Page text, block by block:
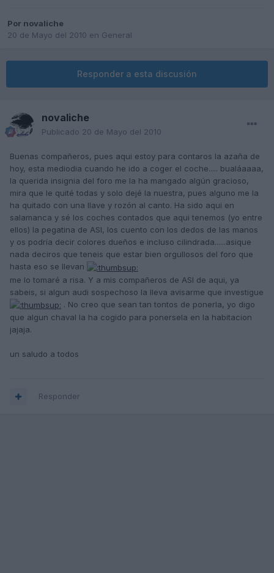
Por novaliche
20 de Mayo del 2010 en General
Responder a esta discusión
novaliche
Publicado 20 de Mayo del 2010
Buenas compañeros, pues aqui estoy para contaros la azaña de
hoy, esta mediodia cuando he ido a coger el coche..... bualáaaaa,
la querida insignia del foro me la ha mangado algún gracioso,
mira que le quité todas y solo dejé la nuestra, pues alguno me la
ha quitado con una llave y rozón al canto. Ha sido aqui en
salamanca y sé los coches contados que aqui tenemos (yo entre
ellos) la pegatina de ASI, los cuento con los dedos de las manos
y os podría decir colores dueños e incluso cilindrada......asique
nada deciros que teneis que estar bien orgullosos del foro que
hasta eso se llevan
me lo tomaré a risa. Y a mis compañeros de ASI de aqui, ya
sabeis, si algun audi sospechoso la lleva avisarme que investigue
. No creo que sean tan tontos de ponerla, yo digo
que algun chaval la ha cogido para ponersela en la habitacion
jajaja.
un saludo a todos
Responder